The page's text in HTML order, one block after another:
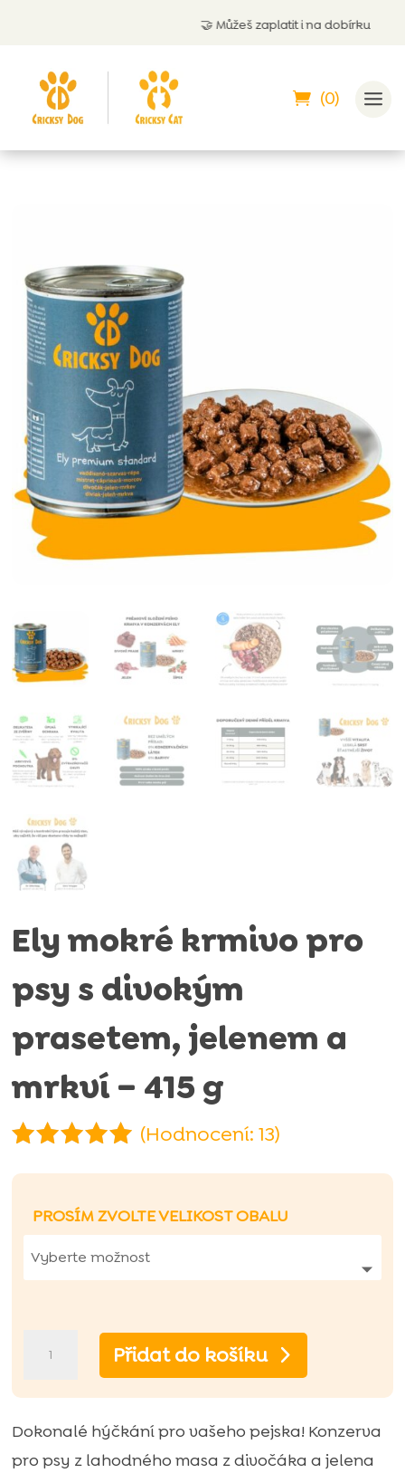
Můžeš zaplatit i na dobírku
(0)
Ely mokré krmivo pro
psy s divokým
prasetem, jelenem a
mrkví – 415 g
4.92
na základě
hodnocení
zákazníků
(Hodnocení: 13)
PROSÍM ZVOLTE VELIKOST OBALU
krmivo
pro
psy
Přidat do košíku
Dokonalé hýčkání pro vašeho pejska! Konzerva
pro psy z lahodného masa z divočáka a jelena